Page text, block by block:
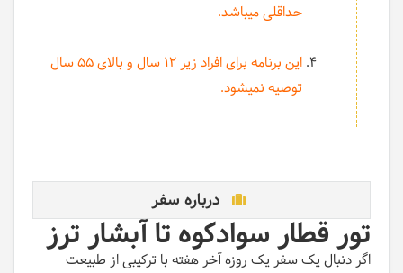
حداقلی میباشد.
این برنامه برای افراد زیر 12 سال و بالای 55 سال
توصیه نمیشود.
درباره سفر
تور قطار سوادکوه تا آبشار ترز
اگر دنبال یک سفر یک روزه آخر هفته با ترکیبی از طبیعت